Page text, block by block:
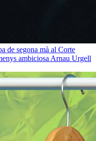
de segona mà al Corte
ambiciosa Arnau Urgell